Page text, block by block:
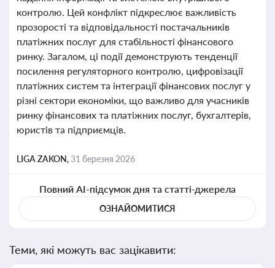
контролю. Цей конфлікт підкреслює важливість
прозорості та відповідальності постачальників
платіжних послуг для стабільності фінансового
ринку. Загалом, ці події демонструють тенденції
посилення регуляторного контролю, цифровізації
платіжних систем та інтеграції фінансових послуг у
різні сектори економіки, що важливо для учасників
ринку фінансових та платіжних послуг, бухгалтерів,
юристів та підприємців.
LIGA ZAKON,31 березня 2026
Повний AI-підсумок дня та статті-джерела
ОЗНАЙОМИТИСЯ
Теми, які можуть вас зацікавити: